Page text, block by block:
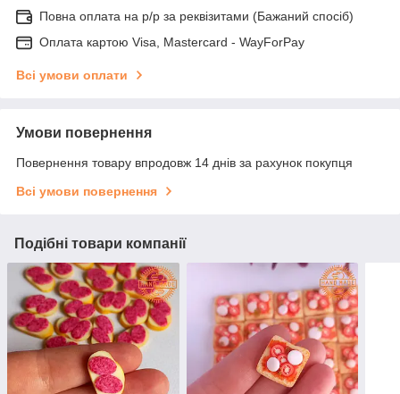
Повна оплата на р/р за реквізитами (Бажаний спосіб)
Оплата картою Visa, Mastercard - WayForPay
Всі умови оплати
Умови повернення
Повернення товару впродовж 14 днів за рахунок покупця
Всі умови повернення
Подібні товари компанії